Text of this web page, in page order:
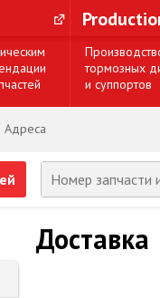
тормозных
и суппортов
Адреса
Доставка